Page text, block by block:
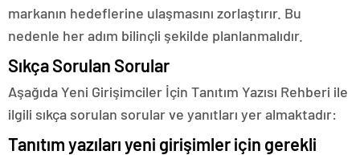
markanın hedeflerine ulaşmasını zorlaştırır. Bu
nedenle her adım bilinçli şekilde planlanmalıdır.
Sıkça Sorulan Sorular
Aşağıda Yeni Girişimciler İçin Tanıtım Yazısı Rehberi ile
ilgili sıkça sorulan sorular ve yanıtları yer almaktadır:
Tanıtım yazıları yeni girişimler için gerekli